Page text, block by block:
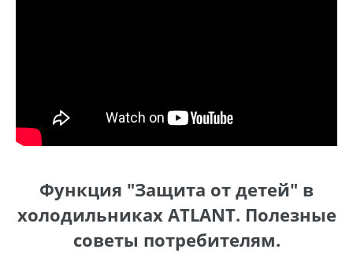
Функция "Защита от детей" в
холодильниках ATLANT. Полезные
советы потребителям.